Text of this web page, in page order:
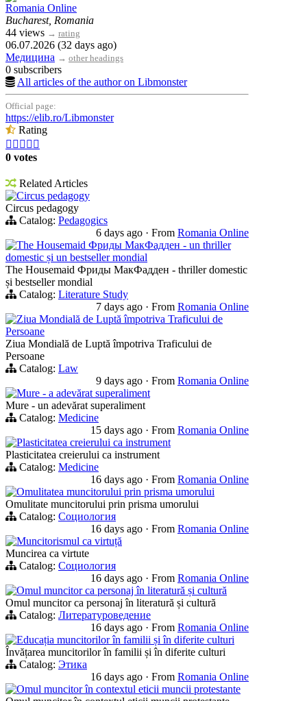
Romania Online
Bucharest, Romania
44 views → rating
06.07.2026 (32 days ago)
Медицина → other headings
0 subscribers
All articles of the author on Libmonster
Official page:
https://elib.ro/Libmonster
Rating
    
0 votes
Related Articles
Circus pedagogy
Circus pedagogy
Catalog: Pedagogics
6 days ago · From Romania Online
The Housemaid Фриды МакФадден - un thriller
domestic și un bestseller mondial
The Housemaid Фриды МакФадден - thriller domestic
și bestseller mondial
Catalog: Literature Study
7 days ago · From Romania Online
Ziua Mondială de Luptă împotriva Traficului de
Persoane
Ziua Mondială de Luptă împotriva Traficului de
Persoane
Catalog: Law
9 days ago · From Romania Online
Mure - a adevărat superaliment
Mure - un adevărat superaliment
Catalog: Medicine
15 days ago · From Romania Online
Plasticitatea creierului ca instrument
Plasticitatea creierului ca instrument
Catalog: Medicine
16 days ago · From Romania Online
Omulitatea muncitorului prin prisma umorului
Omulitate muncitorului prin prisma umorului
Catalog: Социология
16 days ago · From Romania Online
Muncitorismul ca virtuță
Muncirea ca virtute
Catalog: Социология
16 days ago · From Romania Online
Omul muncitor ca personaj în literatură și cultură
Omul muncitor ca personaj în literatură și cultură
Catalog: Литературоведение
16 days ago · From Romania Online
Educația muncitorilor în familii și în diferite culturi
Învățarea muncitorilor în familii și în diferite culturi
Catalog: Этика
16 days ago · From Romania Online
Omul muncitor în contextul eticii muncii protestante